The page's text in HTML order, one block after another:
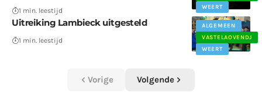
WEERT
1 min. leestijd
ALGEMEEN
VASTELAOVENDJ
WEERT
Uitreiking Lambieck uitgesteld
1 min. leestijd
Vorige Volgende